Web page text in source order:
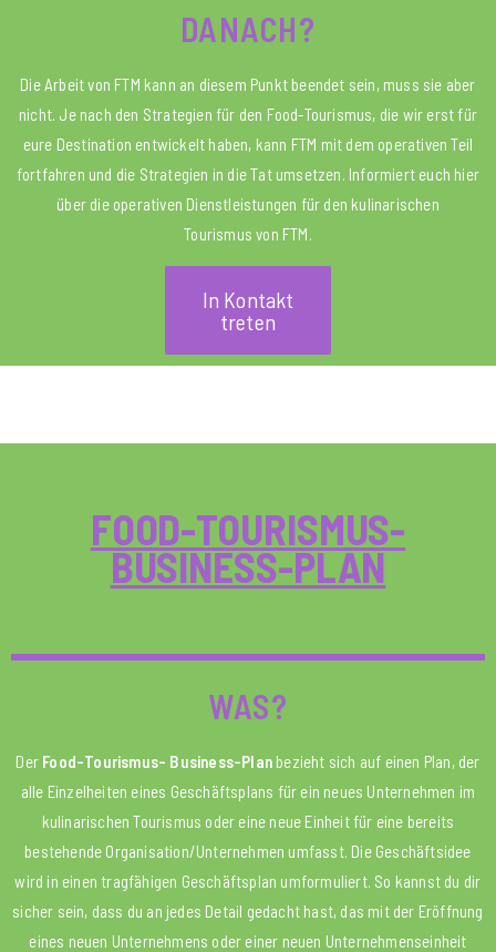
DANACH?
Die Arbeit von FTM kann an diesem Punkt beendet sein, muss sie aber
nicht. Je nach den Strategien für den Food-Tourismus, die wir erst für
eure Destination entwickelt haben, kann FTM mit dem operativen Teil
fortfahren und die Strategien in die Tat umsetzen. Informiert euch hier
über die operativen Dienstleistungen für den kulinarischen
Tourismus von FTM.
In Kontakt
treten
FOOD-TOURISMUS-
BUSINESS-PLAN
WAS?
Der Food-Tourismus- Business-Plan bezieht sich auf einen Plan, der
alle Einzelheiten eines Geschäftsplans für ein neues Unternehmen im
kulinarischen Tourismus oder eine neue Einheit für eine bereits
bestehende Organisation/Unternehmen umfasst. Die Geschäftsidee
wird in einen tragfähigen Geschäftsplan umformuliert. So kannst du dir
sicher sein, dass du an jedes Detail gedacht hast, das mit der Eröffnung
eines neuen Unternehmens oder einer neuen Unternehmenseinheit